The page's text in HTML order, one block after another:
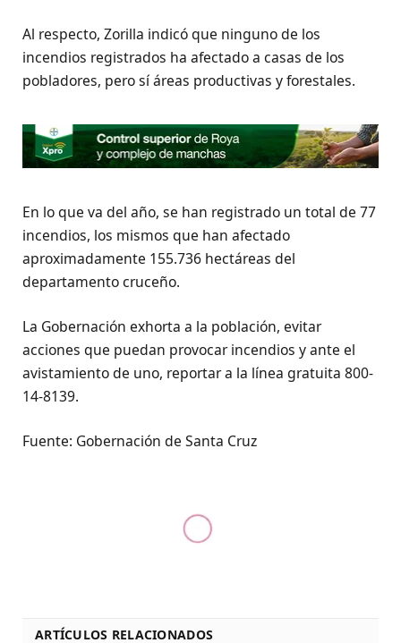
Al respecto, Zorilla indicó que ninguno de los
incendios registrados ha afectado a casas de los
pobladores, pero sí áreas productivas y forestales.
En lo que va del año, se han registrado un total de 77
incendios, los mismos que han afectado
aproximadamente 155.736 hectáreas del
departamento cruceño.
La Gobernación exhorta a la población, evitar
acciones que puedan provocar incendios y ante el
avistamiento de uno, reportar a la línea gratuita 800-
14-8139.
Fuente: Gobernación de Santa Cruz
ARTÍCULOS RELACIONADOS